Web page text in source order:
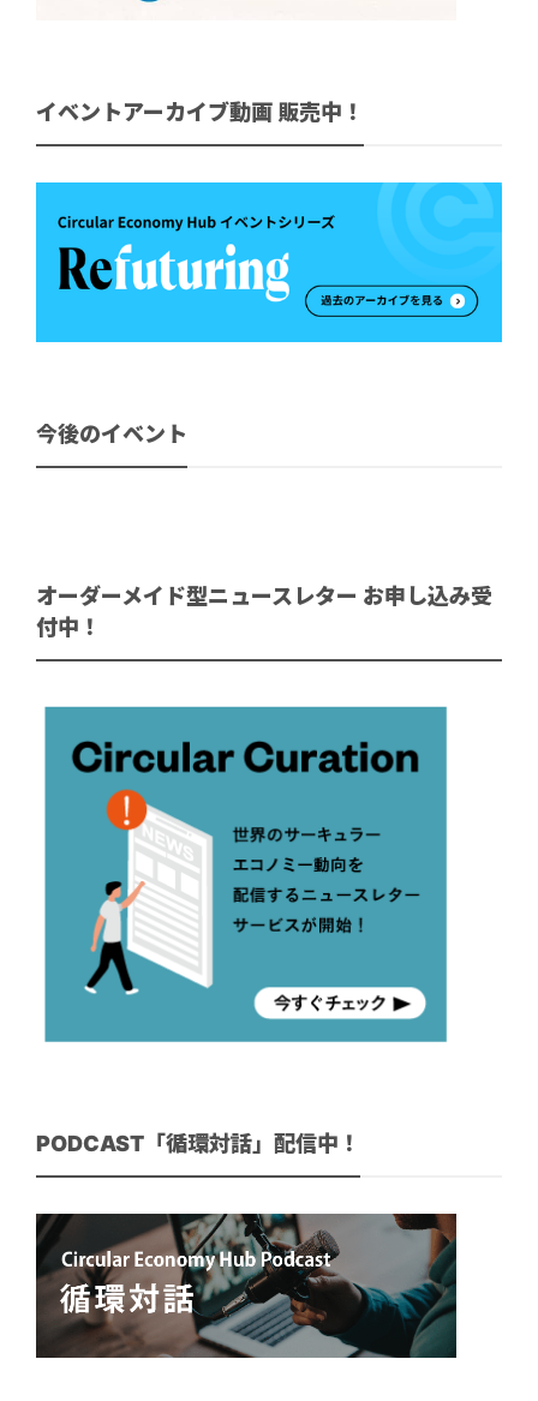
イベントアーカイブ動画 販売中！
今後のイベント
オーダーメイド型ニュースレター お申し込み受
付中！
PODCAST「循環対話」配信中！